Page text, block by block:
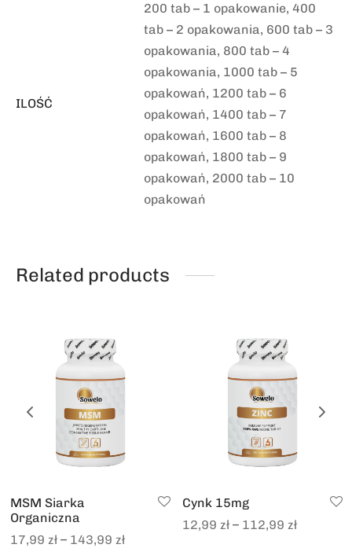
ILOŚĆ
200 tab – 1 opakowanie, 400
tab – 2 opakowania, 600 tab – 3
opakowania, 800 tab – 4
opakowania, 1000 tab – 5
opakowań, 1200 tab – 6
opakowań, 1400 tab – 7
opakowań, 1600 tab – 8
opakowań, 1800 tab – 9
opakowań, 2000 tab – 10
opakowań
Related products
MSM Siarka
Organiczna
17,99 zł– 143,99 zł
Cynk 15mg
12,99 zł– 112,99 zł